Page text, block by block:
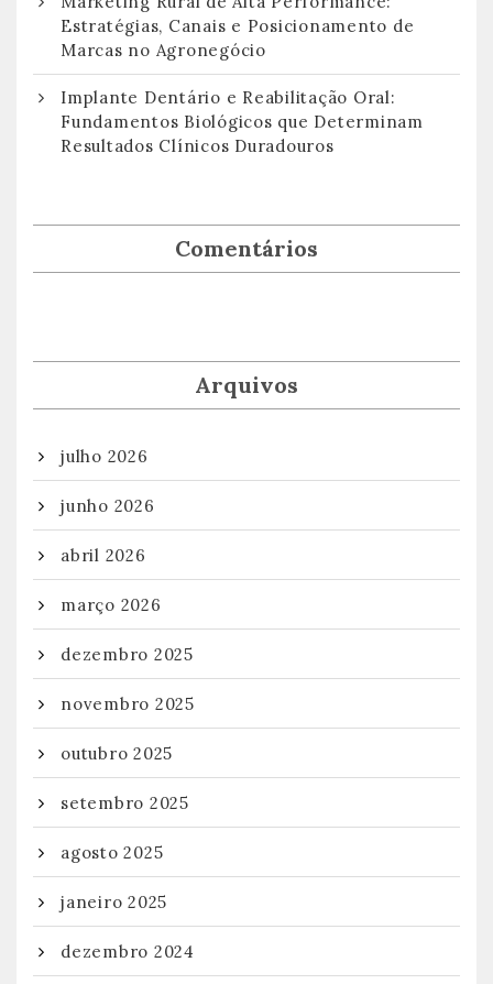
Estratégias, Canais e Posicionamento de
Marcas no Agronegócio
Implante Dentário e Reabilitação Oral:
Fundamentos Biológicos que Determinam
Resultados Clínicos Duradouros
Comentários
Arquivos
julho 2026
junho 2026
abril 2026
março 2026
dezembro 2025
novembro 2025
outubro 2025
setembro 2025
agosto 2025
janeiro 2025
dezembro 2024